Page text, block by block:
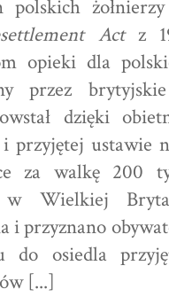
polskich
Actz
opieki dla
przez
dzięki
przyjętej ustawie
za walkę 200
w Wielkiej
i przyznano
do osiedla
[...]